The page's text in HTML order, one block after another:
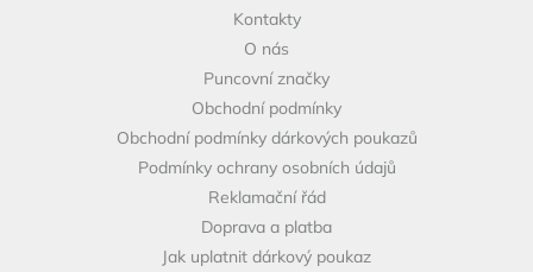
Kontakty
O nás
Puncovní značky
Obchodní podmínky
Obchodní podmínky dárkových poukazů
Podmínky ochrany osobních údajů
Reklamační řád
Doprava a platba
Jak uplatnit dárkový poukaz